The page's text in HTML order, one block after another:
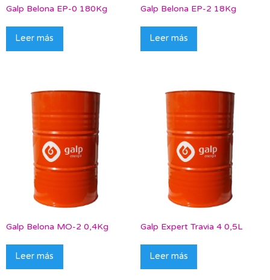
Galp Belona EP-0 180Kg
Leer más
Galp Belona EP-2 18Kg
Leer más
Galp Belona MO-2 0,4Kg
Leer más
Galp Expert Travia 4 0,5L
Leer más